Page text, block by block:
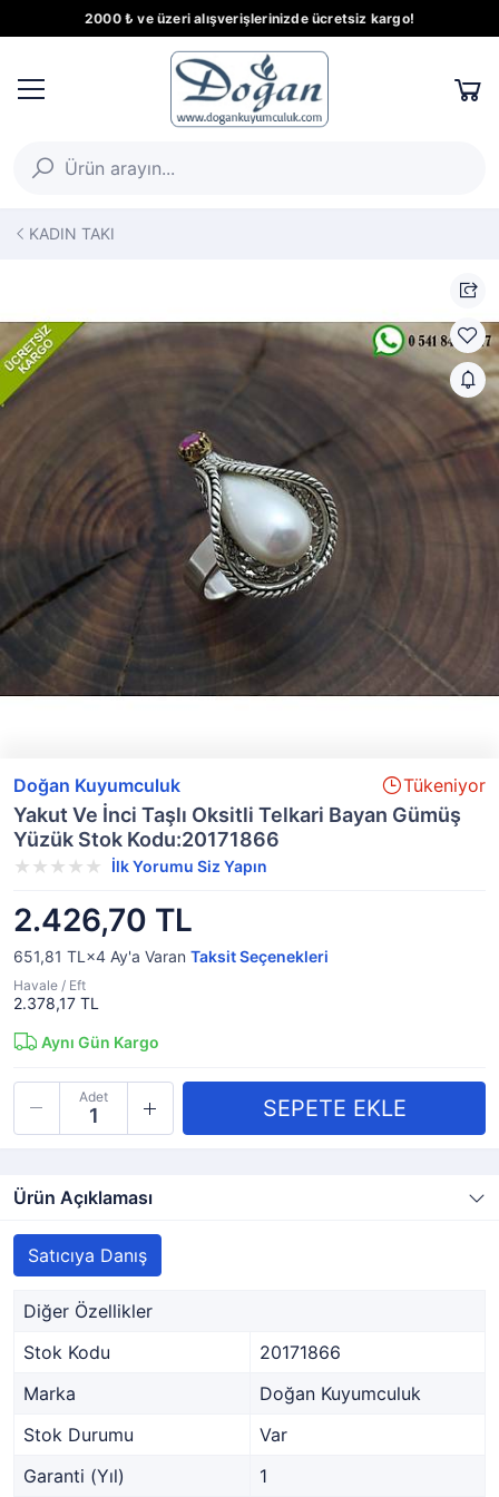
2000 ₺ ve üzeri alışverişlerinizde ücretsiz kargo!
KADIN TAKI
Doğan Kuyumculuk Tükeniyor
Yakut Ve İnci Taşlı Oksitli Telkari Bayan Gümüş
Yüzük Stok Kodu:20171866
İlk Yorumu Siz Yapın
2.426,70 TL
651,81 TL×4 Ay'a Varan Taksit Seçenekleri
Havale / Eft
2.378,17 TL
Aynı Gün Kargo
Adet
Ürün Açıklaması
Satıcıya Danış
Diğer Özellikler
Stok Kodu
20171866
Marka
Doğan Kuyumculuk
Stok Durumu
Var
Garanti (Yıl)
1